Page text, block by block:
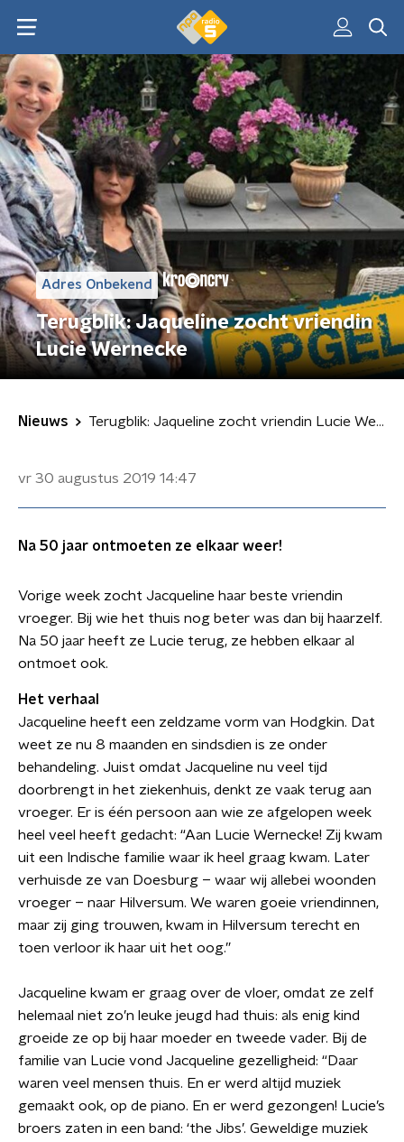
Adres Onbekend
Terugblik: Jaqueline zocht vriendin
Lucie Wernecke
Nieuws Terugblik: Jaqueline zocht vriendin Lucie Wernecke
vr 30 augustus 2019 14:47
Na 50 jaar ontmoeten ze elkaar weer!
Vorige week zocht Jacqueline haar beste vriendin
vroeger. Bij wie het thuis nog beter was dan bij haarzelf.
Na 50 jaar heeft ze Lucie terug, ze hebben elkaar al
ontmoet ook.
Het verhaal
Jacqueline heeft een zeldzame vorm van Hodgkin. Dat
weet ze nu 8 maanden en sindsdien is ze onder
behandeling. Juist omdat Jacqueline nu veel tijd
doorbrengt in het ziekenhuis, denkt ze vaak terug aan
vroeger. Er is één persoon aan wie ze afgelopen week
heel veel heeft gedacht: “Aan Lucie Wernecke! Zij kwam
uit een Indische familie waar ik heel graag kwam. Later
verhuisde ze van Doesburg – waar wij allebei woonden
vroeger – naar Hilversum. We waren goeie vriendinnen,
maar zij ging trouwen, kwam in Hilversum terecht en
toen verloor ik haar uit het oog.”
Jacqueline kwam er graag over de vloer, omdat ze zelf
helemaal niet zo’n leuke jeugd had thuis: als enig kind
groeide ze op bij haar moeder en tweede vader. Bij de
familie van Lucie vond Jacqueline gezelligheid: “Daar
waren veel mensen thuis. En er werd altijd muziek
gemaakt ook, op de piano. En er werd gezongen! Lucie’s
broers zaten in een band: ‘the Jibs’. Geweldige muziek